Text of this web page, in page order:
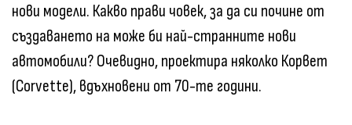
нови модели. Какво прави човек, за да си почине от
създаването на може би най-странните нови
автомобили? Очевидно, проектира няколко Корвет
(Corvette), вдъхновени от 70-те години.